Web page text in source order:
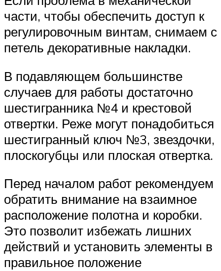
части, чтобы обеспечить доступ к
регулировочным винтам, снимаем с
петель декоративные накладки.
В подавляющем большинстве
случаев для работы достаточно
шестигранника №4 и крестовой
отвертки. Реже могут понадобиться
шестигранный ключ №3, звездочки,
плоскогубцы или плоская отвертка.
Перед началом работ рекомендуем
обратить внимание на взаимное
расположение полотна и коробки.
Это позволит избежать лишних
действий и установить элементы в
правильное положение